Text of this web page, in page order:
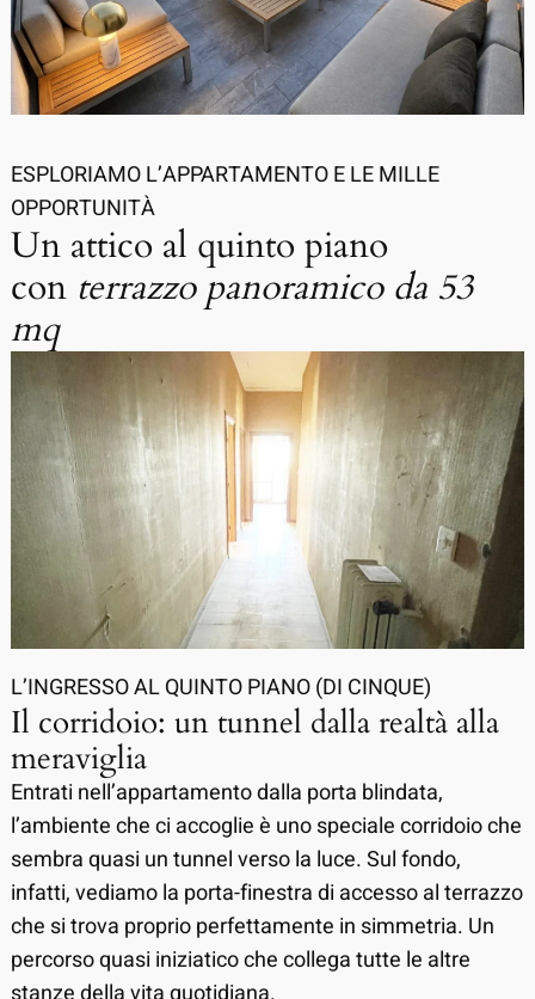
ESPLORIAMO L’APPARTAMENTO E LE MILLE
OPPORTUNITÀ
Un attico al quinto piano
con terrazzo panoramico da 53
mq
L’INGRESSO AL QUINTO PIANO (DI CINQUE)
Il corridoio: un tunnel dalla realtà alla
meraviglia
Entrati nell’appartamento dalla porta blindata,
l’ambiente che ci accoglie è uno speciale corridoio che
sembra quasi un tunnel verso la luce. Sul fondo,
infatti, vediamo la porta-finestra di accesso al terrazzo
che si trova proprio perfettamente in simmetria. Un
percorso quasi iniziatico che collega tutte le altre